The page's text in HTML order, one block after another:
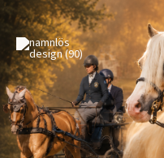
Hoppa
till
innehåll